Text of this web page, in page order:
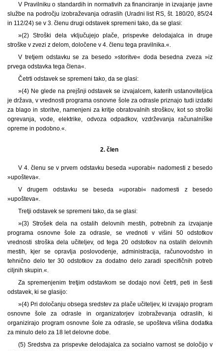
V Pravilniku o standardih in normativih za financiranje in izvajanje javne
službe na področju izobraževanja odraslih (Uradni list RS, št. 180/20, 85/24
in 112/24) se v 3. členu drugi odstavek spremeni tako, da se glasi:
»(2) Stroški dela vključujejo plače, prispevke delodajalca in druge
stroške v zvezi z delom, določene v 4. členu tega pravilnika.«.
V tretjem odstavku se za besedo »storitve« doda besedna zveza »iz
prvega odstavka tega člena«.
Četrti odstavek se spremeni tako, da se glasi:
»(4) Ne glede na prejšnji odstavek se izvajalcem, katerih ustanoviteljica
je država, v vrednosti programa osnovne šole za odrasle priznajo tudi izdatki
za blago in storitve, namenjeni za kritje obratovalnih stroškov, kot so stroški
ogrevanja, vode, elektrike, odvoza odpadkov, vzdrževanja računalniške
opreme in podobno.«.
2. člen
V 4. členu se v prvem odstavku beseda »uporabi« nadomesti z besedo
»upošteva«.
V drugem odstavku se beseda »uporabi« nadomesti z besedo
»upošteva«.
Tretji odstavek se spremeni tako, da se glasi:
»(3) Strošek dela na ostalih delovnih mestih, potrebnih za izvajanje
programa osnovne šole za odrasle, se vrednoti v višini 50 odstotkov
vrednosti stroška dela učiteljev, od tega 20 odstotkov na ostalih delovnih
mestih, kjer se opravlja poslovodenje, administracija, računovodstvo in
tehnično delo ter 30 odstotkov za dodatno delo zaradi specifičnih potreb
ciljnih skupin.«.
Za spremenjenim tretjim odstavkom se dodajo novi četrti, peti in šesti
odstavek, ki se glasijo:
»(4) Pri določanju obsega sredstev za plače učiteljev, ki izvajajo program
osnovne šole za odrasle in organizatorjev izobraževanja odraslih, ki
organizirajo program osnovne šole za odrasle, se upošteva višina dodatka
za minulo delo za 18 let delovne dobe.
(5) Sredstva za prispevke delodajalca za socialno varnost se določijo v